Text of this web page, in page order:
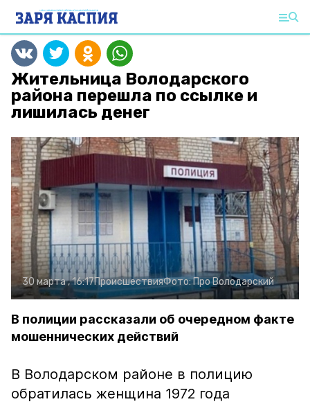
Жительница Володарского
района перешла по ссылке и
лишилась денег
30 марта , 16:17ПроисшествияФото:Про Володарский
В полиции рассказали об очередном факте
мошеннических действий
В Володарском районе в полицию
обратилась женщина 1972 года